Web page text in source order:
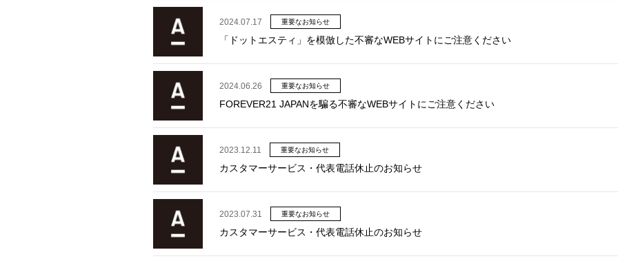
「ドットエスティ」を模倣した不審なWEBサイトにご注意ください
2024.07.17 重要なお知らせ
FOREVER21 JAPANを騙る不審なWEBサイトにご注意ください
2024.06.26 重要なお知らせ
カスタマーサービス・代表電話休止のお知らせ
2023.12.11 重要なお知らせ
カスタマーサービス・代表電話休止のお知らせ
2023.07.31 重要なお知らせ